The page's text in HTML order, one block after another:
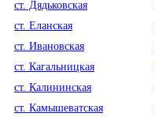
ст. Дядьковская
ст. Еланская
ст. Ивановская
ст. Кагальницкая
ст. Калининская
ст. Камышеватская